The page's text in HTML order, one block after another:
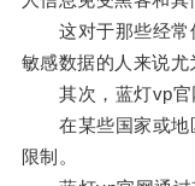
这对于那些经常
敏感数据的人来说尤
其次，蓝灯vp官
在某些国家或地
限制。